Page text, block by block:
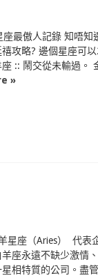
座最傲人記錄 知唔知
攻略? 邊個星座可
座 :: 鬧交從未輸過。
»
星座（Aries） 代表
羊座永遠不缺少激情
相特質的公司。盡